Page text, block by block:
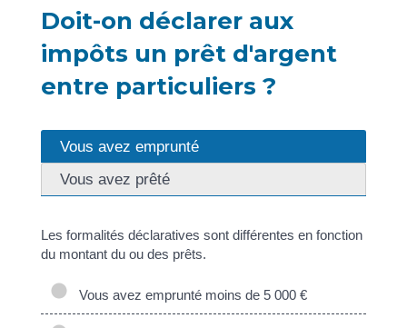
Doit-on déclarer aux
impôts un prêt d'argent
entre particuliers ?
Vous avez emprunté
Vous avez prêté
Les formalités déclaratives sont différentes en fonction
du montant du ou des prêts.
Vous avez emprunté moins de 5 000 €